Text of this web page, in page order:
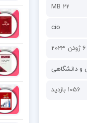
22 MB
cio
6 ژوئن 2023
دانشگاهی
1056 بازدید